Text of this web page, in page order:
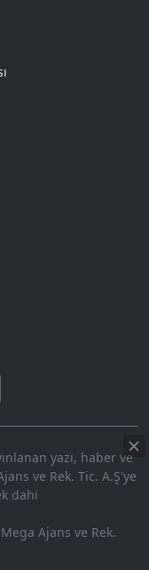
yazı, haber ve
ve Rek. Tic. A.Ş'ye
dahi
Ajans ve Rek.